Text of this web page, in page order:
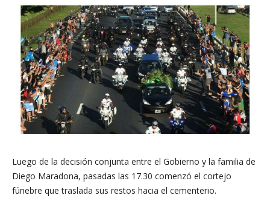
Luego de la decisión conjunta entre el Gobierno y la familia de
Diego Maradona, pasadas las 17.30 comenzó el cortejo
fúnebre que traslada sus restos hacia el cementerio.